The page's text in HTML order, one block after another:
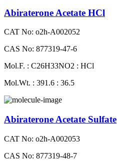
Abiraterone Acetate HCl
CAT No: o2h-A002052
CAS No: 877319-47-6
Mol.F. : C26H33NO2 : HCl
Mol.Wt. : 391.6 : 36.5
Abiraterone Acetate Sulfate
CAT No: o2h-A002053
CAS No: 877319-48-7